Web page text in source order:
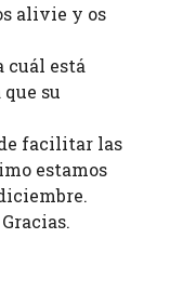
alivie y os
cuál está
su
facilitar las
estamos